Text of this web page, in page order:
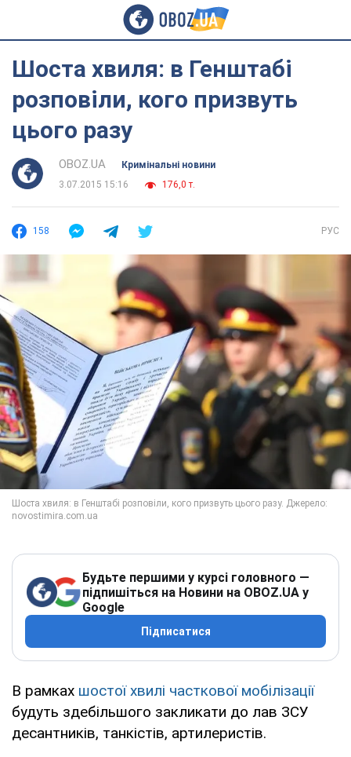
Шоста хвиля: в Генштабі
розповіли, кого призвуть
цього разу
OBOZ.UA
Кримінальні новини
3.07.2015 15:16
176,0 т.
158 РУС
Будьте першими у курсі головного —
підпишіться на Новини на OBOZ.UA у
Google
Підписатися
В рамках шостої хвилі часткової мобілізації
будуть здебільшого закликати до лав ЗСУ
десантників, танкістів, артилеристів.